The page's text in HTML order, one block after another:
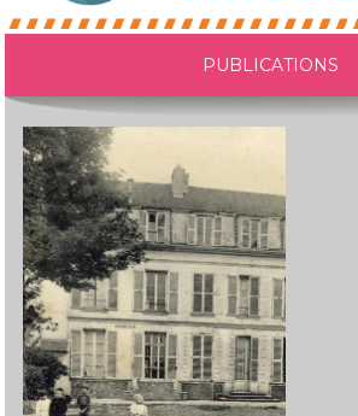
PUBLICATIONS